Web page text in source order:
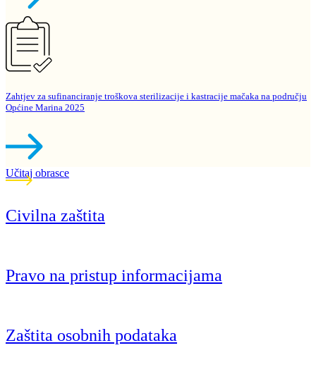
Zahtjev za sufinanciranje troškova sterilizacije i kastracije mačaka na području
Općine Marina 2025
Učitaj obrasce
Civilna zaštita
Pravo na pristup informacijama
Zaštita osobnih podataka